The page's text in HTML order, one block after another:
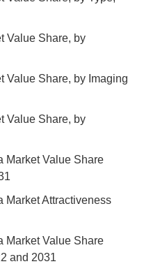
Value Share, by
Value Share, by Imaging
Value Share, by
Market Value Share
Market Attractiveness
Market Value Share
and 2031